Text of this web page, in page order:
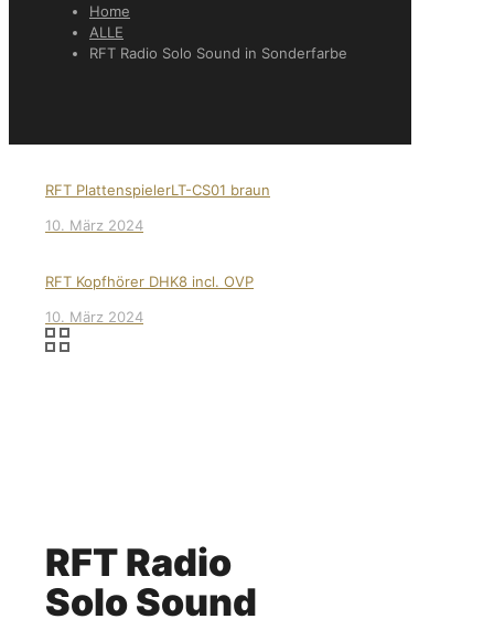
Home
ALLE
RFT Radio Solo Sound in Sonderfarbe
RFT PlattenspielerLT-CS01 braun
10. März 2024
RFT Kopfhörer DHK8 incl. OVP
10. März 2024
RFT Radio
Solo Sound